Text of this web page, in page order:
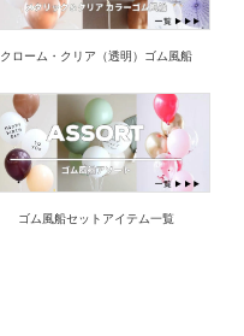
クローム・クリア（透明）ゴム風船
ゴム風船セットアイテム一覧